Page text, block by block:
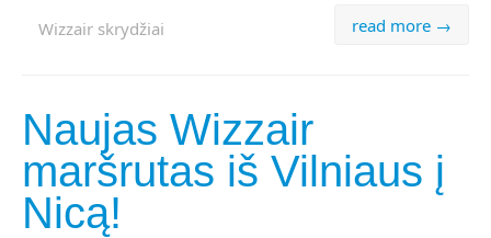
read more →
Wizzair skrydžiai
Naujas Wizzair
maršrutas iš Vilniaus į
Nicą!